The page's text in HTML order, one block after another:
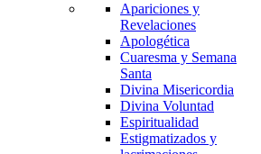
Apariciones y
Revelaciones
Apologética
Cuaresma y Semana
Santa
Divina Misericordia
Divina Voluntad
Espiritualidad
Estigmatizados y